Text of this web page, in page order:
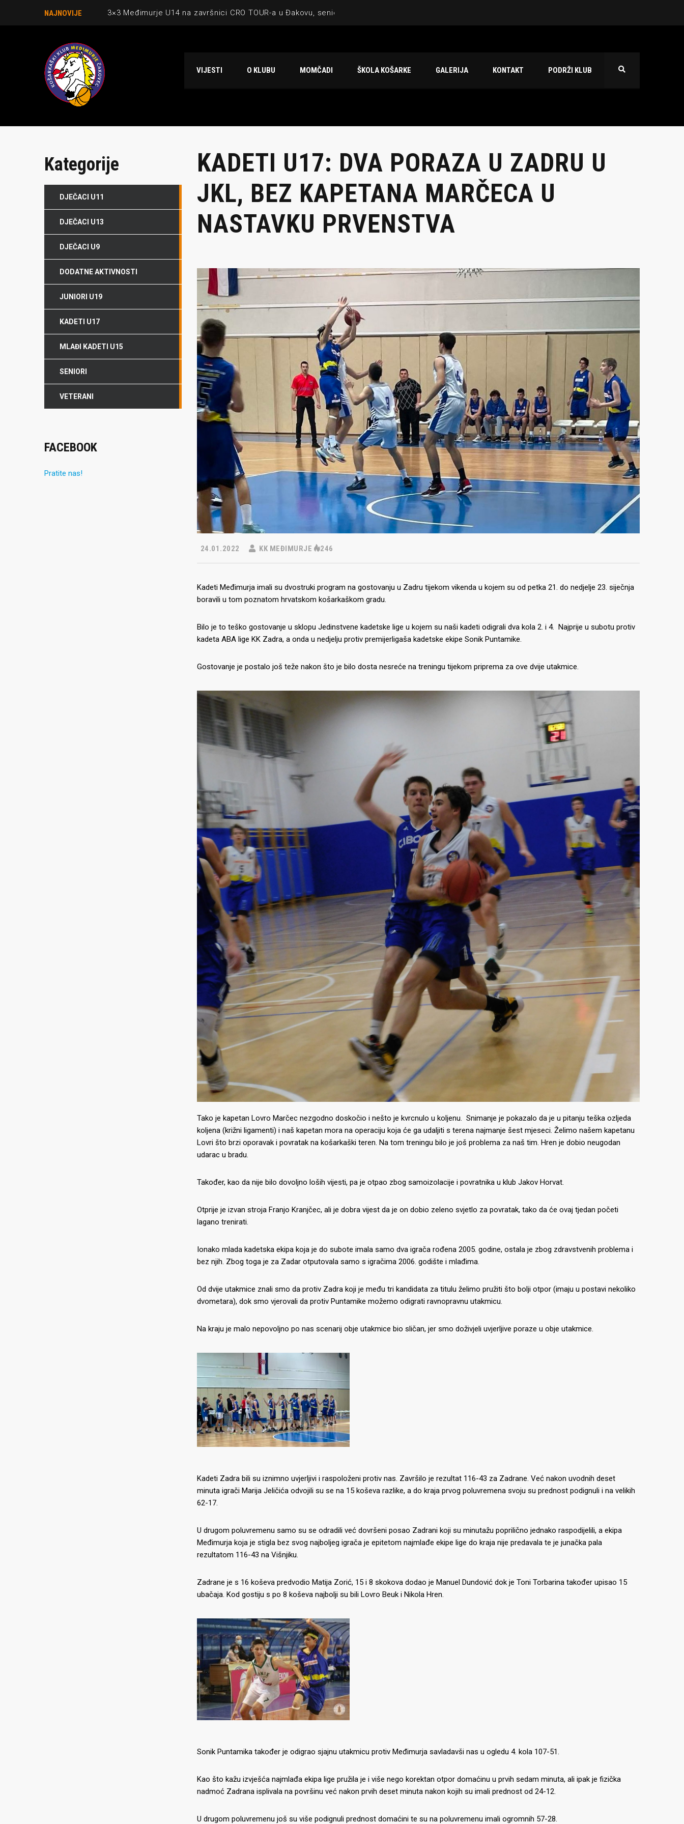
NAJNOVIJE 3×3 Međimurje U14 na završnici CRO TOUR-a u Đakovu, seniorska ekipa 3×3 osvojila Krbulju
Međimurje u revijalnoj utakmici ugostilo atraktivnu NCAA ekipu OBU Bison
VIJESTI O KLUBU MOMČADI ŠKOLA KOŠARKE GALERIJA KONTAKT PODRŽI KLUB
KADETI U17: DVA PORAZA U ZADRU U
JKL, BEZ KAPETANA MARČECA U
NASTAVKU PRVENSTVA
24.01.2022 KK MEĐIMURJE 246
Kadeti Međimurja imali su dvostruki program na gostovanju u Zadru tijekom vikenda u kojem su od petka 21. do nedjelje 23. siječnja
boravili u tom poznatom hrvatskom košarkaškom gradu.
Bilo je to teško gostovanje u sklopu Jedinstvene kadetske lige u kojem su naši kadeti odigrali dva kola 2. i 4. Najprije u subotu protiv
kadeta ABA lige KK Zadra, a onda u nedjelju protiv premijerligaša kadetske ekipe Sonik Puntamike.
Gostovanje je postalo još teže nakon što je bilo dosta nesreće na treningu tijekom priprema za ove dvije utakmice.
Tako je kapetan Lovro Marčec nezgodno doskočio i nešto je kvrcnulo u koljenu. Snimanje je pokazalo da je u pitanju teška ozljeda
koljena (križni ligamenti) i naš kapetan mora na operaciju koja će ga udaljiti s terena najmanje šest mjeseci. Želimo našem kapetanu
Lovri što brzi oporavak i povratak na košarkaški teren. Na tom treningu bilo je još problema za naš tim. Hren je dobio neugodan
udarac u bradu.
Također, kao da nije bilo dovoljno loših vijesti, pa je otpao zbog samoizolacije i povratnika u klub Jakov Horvat.
Otprije je izvan stroja Franjo Kranjčec, ali je dobra vijest da je on dobio zeleno svjetlo za povratak, tako da će ovaj tjedan početi
lagano trenirati.
Ionako mlada kadetska ekipa koja je do subote imala samo dva igrača rođena 2005. godine, ostala je zbog zdravstvenih problema i
bez njih. Zbog toga je za Zadar otputovala samo s igračima 2006. godište i mlađima.
Od dvije utakmice znali smo da protiv Zadra koji je među tri kandidata za titulu želimo pružiti što bolji otpor (imaju u postavi nekoliko
dvometara), dok smo vjerovali da protiv Puntamike možemo odigrati ravnopravnu utakmicu.
Na kraju je malo nepovoljno po nas scenarij obje utakmice bio sličan, jer smo doživjeli uvjerljive poraze u obje utakmice.
Kadeti Zadra bili su iznimno uvjerljivi i raspoloženi protiv nas. Završilo je rezultat 116-43 za Zadrane. Već nakon uvodnih deset
minuta igrači Marija Jeličića odvojili su se na 15 koševa razlike, a do kraja prvog poluvremena svoju su prednost podignuli i na velikih
62-17.
U drugom poluvremenu samo su se odradili već dovršeni posao Zadrani koji su minutažu poprilično jednako raspodijelili, a ekipa
Međimurja koja je stigla bez svog najboljeg igrača je epitetom najmlađe ekipe lige do kraja nije predavala te je junačka pala
rezultatom 116-43 na Višnjiku.
Zadrane je s 16 koševa predvodio Matija Zorić, 15 i 8 skokova dodao je Manuel Dundović dok je Toni Torbarina također upisao 15
ubačaja. Kod gostiju s po 8 koševa najbolji su bili Lovro Beuk i Nikola Hren.
Sonik Puntamika također je odigrao sjajnu utakmicu protiv Međimurja savladavši nas u ogledu 4. kola 107-51.
Kao što kažu izvješća najmlađa ekipa lige pružila je i više nego korektan otpor domaćinu u prvih sedam minuta, ali ipak je fizička
nadmoć Zadrana isplivala na površinu već nakon prvih deset minuta nakon kojih su imali prednost od 24-12.
U drugom poluvremenu još su više podignuli prednost domaćini te su na poluvremenu imali ogromnih 57-28.
Kategorije
DJEČACI U11
DJEČACI U13
DJEČACI U9
DODATNE AKTIVNOSTI
JUNIORI U19
KADETI U17
MLAĐI KADETI U15
SENIORI
VETERANI
FACEBOOK
Pratite nas!